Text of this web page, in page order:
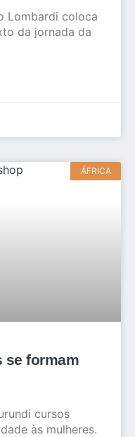
Lombardi coloca
da jornada da
ÁFRICA
se formam
cursos
às mulheres.